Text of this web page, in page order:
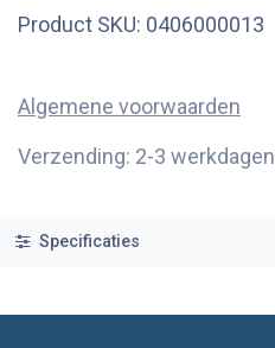
Product SKU: 0406000013
Algemene voorwaarden
Verzending: 2-3 werkdagen
Specificaties